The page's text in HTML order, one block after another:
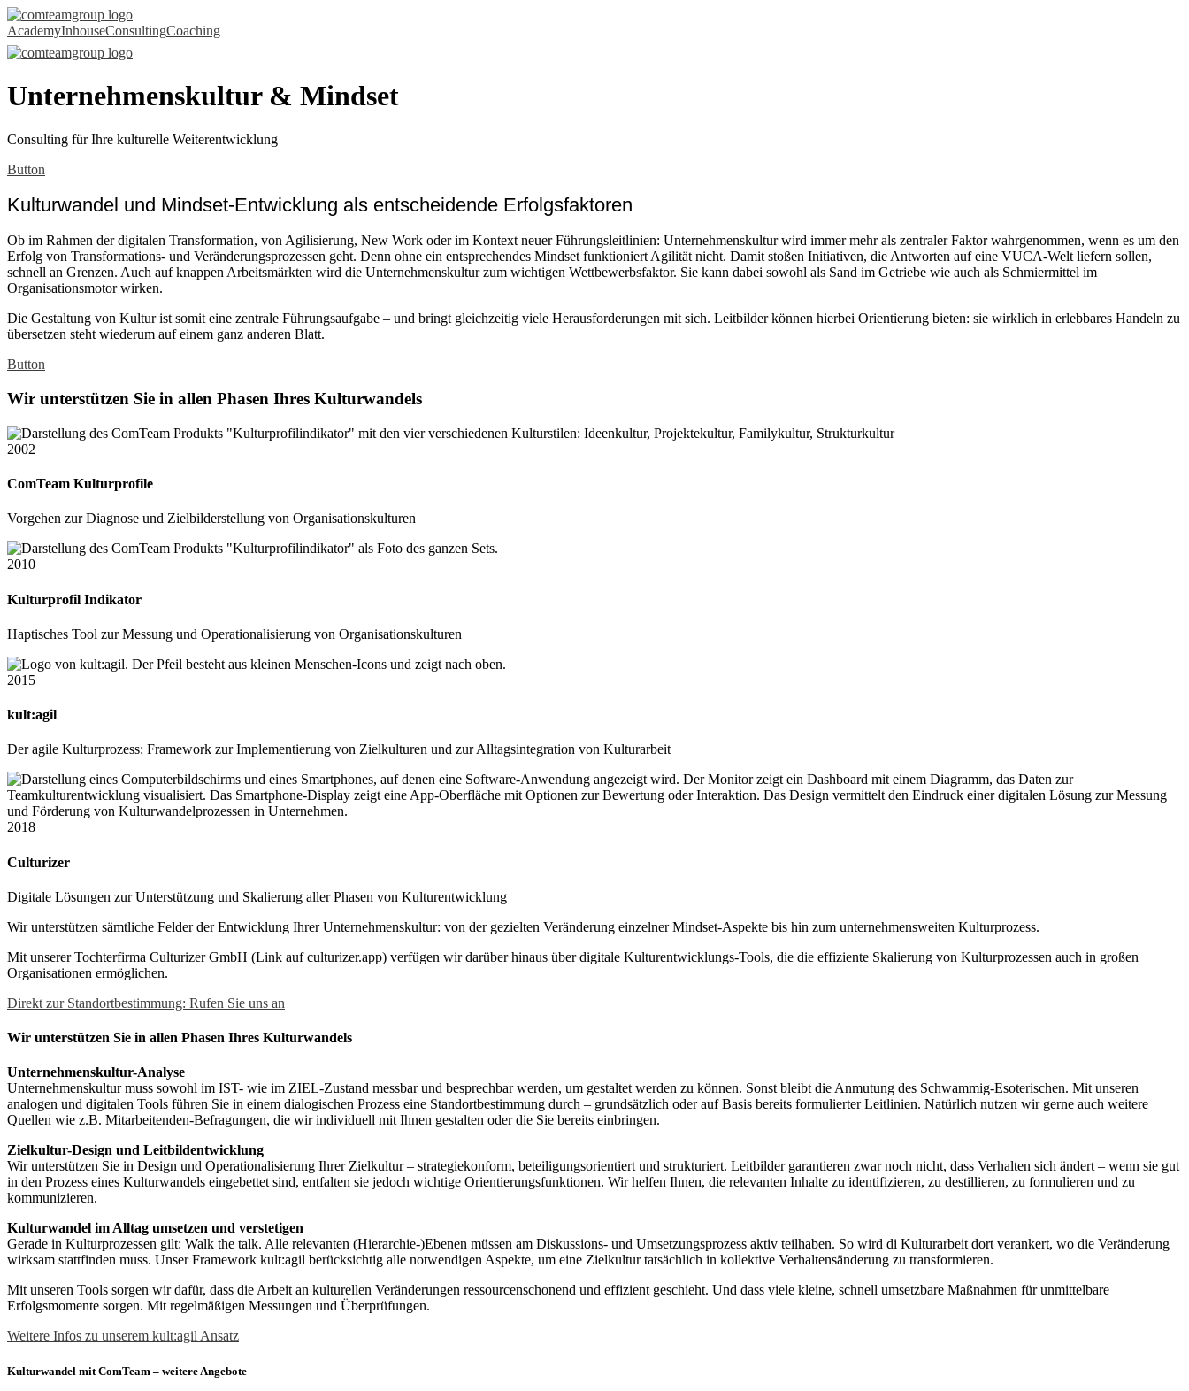
AcademyInhouseConsultingCoaching
Unternehmenskultur & Mindset
Consulting für Ihre kulturelle Weiterentwicklung
Button
Kulturwandel und Mindset-Entwicklung als entscheidende Erfolgsfaktoren
Ob im Rahmen der digitalen Transformation, von Agilisierung, New Work oder im Kontext neuer Führungsleitlinien: Unternehmenskultur wird immer mehr als zentraler Faktor wahrgenommen, wenn es um den
Erfolg von Transformations- und Veränderungsprozessen geht. Denn ohne ein entsprechendes Mindset funktioniert Agilität nicht. Damit stoßen Initiativen, die Antworten auf eine VUCA-Welt liefern sollen,
schnell an Grenzen. Auch auf knappen Arbeitsmärkten wird die Unternehmenskultur zum wichtigen Wettbewerbsfaktor. Sie kann dabei sowohl als Sand im Getriebe wie auch als Schmiermittel im
Organisationsmotor wirken.
Die Gestaltung von Kultur ist somit eine zentrale Führungsaufgabe – und bringt gleichzeitig viele Herausforderungen mit sich. Leitbilder können hierbei Orientierung bieten: sie wirklich in erlebbares Handeln zu
übersetzen steht wiederum auf einem ganz anderen Blatt.
Button
Wir unterstützen Sie in allen Phasen Ihres Kulturwandels
2002
ComTeam Kulturprofile
Vorgehen zur Diagnose und Zielbilderstellung von Organisationskulturen
2010
Kulturprofil Indikator
Haptisches Tool zur Messung und Operationalisierung von Organisationskulturen
2015
kult:agil
Der agile Kulturprozess: Framework zur Implementierung von Zielkulturen und zur Alltagsintegration von Kulturarbeit
2018
Culturizer
Digitale Lösungen zur Unterstützung und Skalierung aller Phasen von Kulturentwicklung
Wir unterstützen sämtliche Felder der Entwicklung Ihrer Unternehmenskultur: von der gezielten Veränderung einzelner Mindset-Aspekte bis hin zum unternehmensweiten Kulturprozess.
Mit unserer Tochterfirma Culturizer GmbH (Link auf culturizer.app) verfügen wir darüber hinaus über digitale Kulturentwicklungs-Tools, die die effiziente Skalierung von Kulturprozessen auch in großen
Organisationen ermöglichen.
Direkt zur Standortbestimmung: Rufen Sie uns an
Wir unterstützen Sie in allen Phasen Ihres Kulturwandels
Unternehmenskultur-Analyse
Unternehmenskultur muss sowohl im IST- wie im ZIEL-Zustand messbar und besprechbar werden, um gestaltet werden zu können. Sonst bleibt die Anmutung des Schwammig-Esoterischen. Mit unseren
analogen und digitalen Tools führen Sie in einem dialogischen Prozess eine Standortbestimmung durch – grundsätzlich oder auf Basis bereits formulierter Leitlinien. Natürlich nutzen wir gerne auch weitere
Quellen wie z.B. Mitarbeitenden-Befragungen, die wir individuell mit Ihnen gestalten oder die Sie bereits einbringen.
Zielkultur-Design und Leitbildentwicklung
Wir unterstützen Sie in Design und Operationalisierung Ihrer Zielkultur – strategiekonform, beteiligungsorientiert und strukturiert. Leitbilder garantieren zwar noch nicht, dass Verhalten sich ändert – wenn sie gut
in den Prozess eines Kulturwandels eingebettet sind, entfalten sie jedoch wichtige Orientierungsfunktionen. Wir helfen Ihnen, die relevanten Inhalte zu identifizieren, zu destillieren, zu formulieren und zu
kommunizieren.
Kulturwandel im Alltag umsetzen und verstetigen
Gerade in Kulturprozessen gilt: Walk the talk. Alle relevanten (Hierarchie-)Ebenen müssen am Diskussions- und Umsetzungsprozess aktiv teilhaben. So wird di Kulturarbeit dort verankert, wo die Veränderung
wirksam stattfinden muss. Unser Framework kult:agil berücksichtig alle notwendigen Aspekte, um eine Zielkultur tatsächlich in kollektive Verhaltensänderung zu transformieren.
Mit unseren Tools sorgen wir dafür, dass die Arbeit an kulturellen Veränderungen ressourcenschonend und effizient geschieht. Und dass viele kleine, schnell umsetzbare Maßnahmen für unmittelbare
Erfolgsmomente sorgen. Mit regelmäßigen Messungen und Überprüfungen.
Weitere Infos zu unserem kult:agil Ansatz
Kulturwandel mit ComTeam – weitere Angebote